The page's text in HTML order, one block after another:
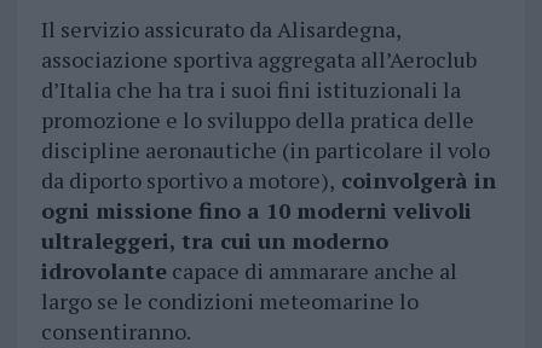
Il servizio assicurato da Alisardegna,
associazione sportiva aggregata all’Aeroclub
d’Italia che ha tra i suoi fini istituzionali la
promozione e lo sviluppo della pratica delle
discipline aeronautiche (in particolare il volo
da diporto sportivo a motore), coinvolgerà in
ogni missione fino a 10 moderni velivoli
ultraleggeri, tra cui un moderno
idrovolantecapace di ammarare anche al
largo se le condizioni meteomarine lo
consentiranno.